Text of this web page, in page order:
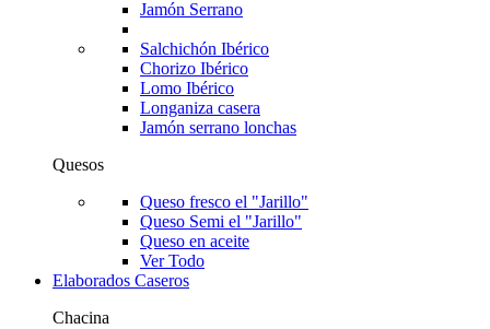
Jamón Serrano
Salchichón Ibérico
Chorizo Ibérico
Lomo Ibérico
Longaniza casera
Jamón serrano lonchas
Quesos
Queso fresco el "Jarillo"
Queso Semi el "Jarillo"
Queso en aceite
Ver Todo
Elaborados Caseros
Chacina